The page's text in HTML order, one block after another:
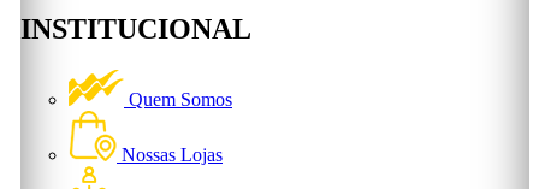
INSTITUCIONAL
Quem Somos
Nossas Lojas